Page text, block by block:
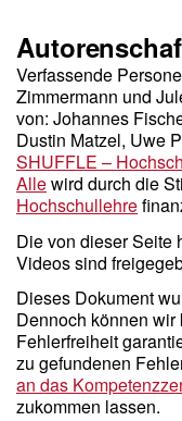
Verfassende
Zimmermann und
von: Johannes
Dustin Matzel, Uwe
SHUFFLE –
Allewird durch die
Hochschullehre
Die von dieser Seite
Videos sind
Dieses Dokument
Dennoch können
Fehlerfreiheit
zu gefundenen
an das
zukommen lassen.